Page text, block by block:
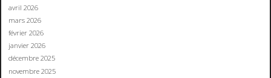
avril 2026
mars 2026
février 2026
janvier 2026
décembre 2025
novembre 2025